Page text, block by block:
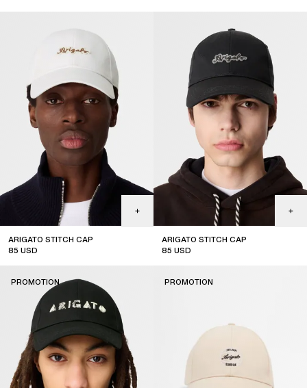
ARIGATO STITCH CAP
85 USD
ARIGATO STITCH CAP
85 USD
PROMOTION PROMOTION